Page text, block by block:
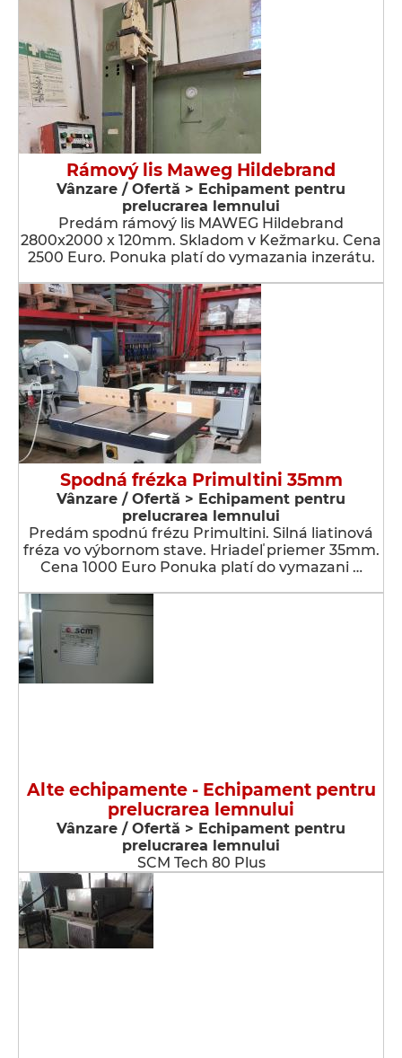
Rámový lis Maweg Hildebrand
Vânzare / Ofertă > Echipament pentru
prelucrarea lemnului
Predám rámový lis MAWEG Hildebrand
2800x2000 x 120mm. Skladom v Kežmarku. Cena
2500 Euro. Ponuka platí do vymazania inzerátu.
Spodná frézka Primultini 35mm
Vânzare / Ofertă > Echipament pentru
prelucrarea lemnului
Predám spodnú frézu Primultini. Silná liatinová
fréza vo výbornom stave. Hriadeľ priemer 35mm.
Cena 1000 Euro Ponuka platí do vymazani …
Alte echipamente - Echipament pentru
prelucrarea lemnului
Vânzare / Ofertă > Echipament pentru
prelucrarea lemnului
SCM Tech 80 Plus